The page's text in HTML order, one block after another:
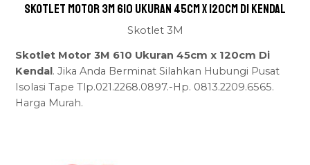
Skotlet Motor 3M 610 Ukuran 45cm x 120cm Di Kendal
Skotlet 3M
Skotlet Motor 3M 610 Ukuran 45cm x 120cm Di
Kendal . Jika Anda Berminat Silahkan Hubungi Pusat
Isolasi Tape Tlp.021.2268.0897.-Hp. 0813.2209.6565.
Harga Murah.